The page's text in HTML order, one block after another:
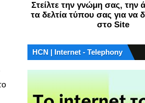
Στείλτε την γνώμη σας,
τα δελτία τύπου σας για να
στο Site
HCN | Internet - Telephony